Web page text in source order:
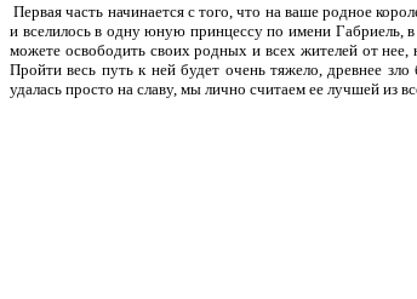
Первая часть начинается с того, что на ваше родное
и вселилось в одну юную принцессу по имени Габриель,
можете освободить своих родных и всех жителей от нее,
Пройти весь путь к ней будет очень тяжело, древнее
удалась просто на славу, мы лично считаем ее лучшей из